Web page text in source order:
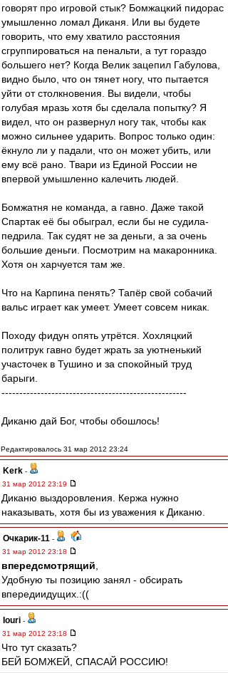
говорят про игровой стык? Бомжацкий пидорас
умышленно ломал Диканя. Или вы будете
говорить, что ему хватило расстояния
сгруппироваться на пенальти, а тут гораздо
большего нет? Когда Велик зацепил Габулова,
видно было, что он тянет ногу, что пытается
уйти от столкновения. Вы видели, чтобы
голубая мразь хотя бы сделала попытку? Я
видел, что он развернул ногу так, чтобы как
можно сильнее ударить. Вопрос только один:
ёкнуло ли у падали, что он может убить, или
ему всё рано. Твари из Единой России не
впервой умышленно калечить людей.
Бомжатня не команда, а гавно. Даже такой
Спартак её бы обыграл, если бы не судила-
педрила. Так судят не за деньги, а за очень
большие деньги. Посмотрим на макаронника.
Хотя он харчуется там же.
Что на Карпина пенять? Тапёр свой собачий
вальс играет как умеет. Умеет совсем никак.
Походу фидун опять утрётся. Хохляцкий
политрук гавно будет жрать за уютненький
участочек в Тушино и за спокойный труд
барыги.
----------------------------------------------------
Диканю дай Бог, чтобы обошлось!
Редактировалось 31 мар 2012 23:24
Kerk -
31 мар 2012 23:19
Диканю выздоровления. Кержа нужно
наказывать, хотя бы из уважения к Диканю.
Очкарик-11 -
31 мар 2012 23:18
впередсмотрящий
Удобную ты позицию занял - обсирать
впередиидущих.:((
Iouri -
31 мар 2012 23:18
Что тут сказать?
БЕЙ БОМЖЕЙ, СПАСАЙ РОССИЮ!